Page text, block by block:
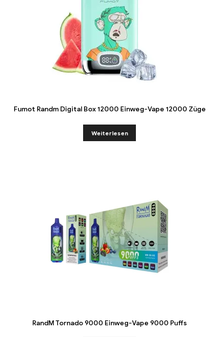
Fumot Randm Digital Box 12000 Einweg-Vape 12000 Züge
Weiterlesen
RandM Tornado 9000 Einweg-Vape 9000 Puffs